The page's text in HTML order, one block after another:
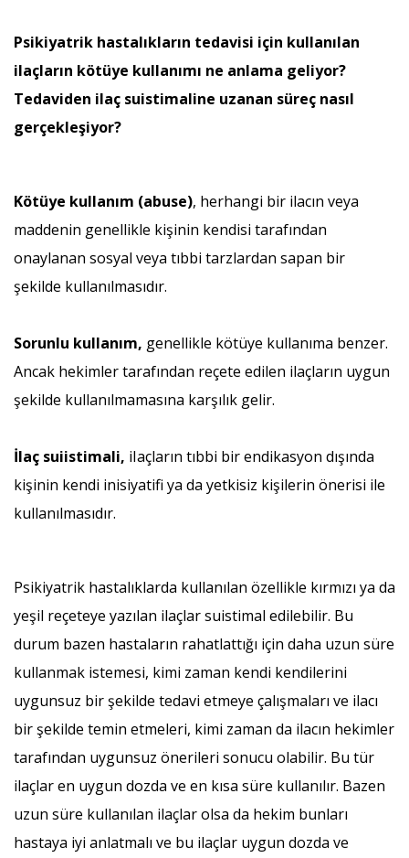
Psikiyatrik hastalıkların tedavisi için kullanılan
ilaçların kötüye kullanımı ne anlama geliyor?
Tedaviden ilaç suistimaline uzanan süreç nasıl
gerçekleşiyor?
Kötüye kullanım (abuse), herhangi bir ilacın veya
maddenin genellikle kişinin kendisi tarafından
onaylanan sosyal veya tıbbi tarzlardan sapan bir
şekilde kullanılmasıdır.
Sorunlu kullanım, genellikle kötüye kullanıma benzer.
Ancak hekimler tarafından reçete edilen ilaçların uygun
şekilde kullanılmamasına karşılık gelir.
İlaç suiistimali, iIaçların tıbbi bir endikasyon dışında
kişinin kendi inisiyatifi ya da yetkisiz kişilerin önerisi ile
kullanılmasıdır.
Psikiyatrik hastalıklarda kullanılan özellikle kırmızı ya da
yeşil reçeteye yazılan ilaçlar suistimal edilebilir. Bu
durum bazen hastaların rahatlattığı için daha uzun süre
kullanmak istemesi, kimi zaman kendi kendilerini
uygunsuz bir şekilde tedavi etmeye çalışmaları ve ilacı
bir şekilde temin etmeleri, kimi zaman da ilacın hekimler
tarafından uygunsuz önerileri sonucu olabilir. Bu tür
ilaçlar en uygun dozda ve en kısa süre kullanılır. Bazen
uzun süre kullanılan ilaçlar olsa da hekim bunları
hastaya iyi anlatmalı ve bu ilaçlar uygun dozda ve